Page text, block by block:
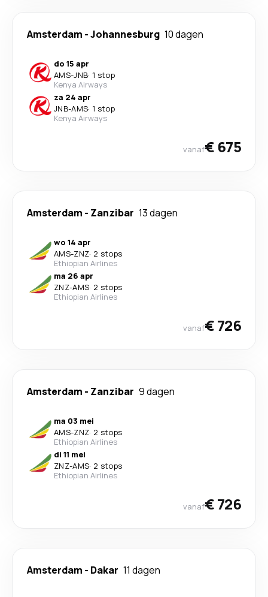
Amsterdam -Johannesburg 10 dagen
do 15 apr
AMS-JNB· 1 stop
Kenya Airways
za 24 apr
JNB-AMS· 1 stop
Kenya Airways
vanaf€ 675
Amsterdam - Zanzibar 13 dagen
wo 14 apr
AMS-ZNZ· 2 stops
Ethiopian Airlines
ma 26 apr
ZNZ-AMS· 2 stops
Ethiopian Airlines
vanaf€ 726
Amsterdam - Zanzibar 9 dagen
ma 03 mei
AMS-ZNZ· 2 stops
Ethiopian Airlines
di 11 mei
ZNZ-AMS· 2 stops
Ethiopian Airlines
vanaf€ 726
Amsterdam - Dakar 11 dagen